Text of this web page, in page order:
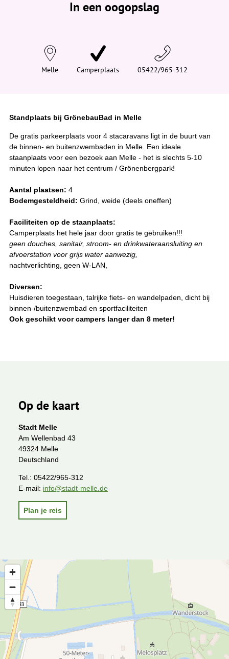
In een oogopslag
Melle Camperplaats 05422/965-312
Standplaats bij GrönebauBad in Melle
De gratis parkeerplaats voor 4 stacaravans ligt in de buurt van
de binnen- en buitenzwembaden in Melle. Een ideale
staanplaats voor een bezoek aan Melle - het is slechts 5-10
minuten lopen naar het centrum / Grönenbergpark!
Aantal plaatsen: 4
Bodemgesteldheid: Grind, weide (deels oneffen)
Faciliteiten op de staanplaats:
Camperplaats het hele jaar door gratis te gebruiken!!!
geen douches, sanitair, stroom- en drinkwateraansluiting en
afvoerstation voor grijs water aanwezig,
nachtverlichting, geen W-LAN,
Diversen:
Huisdieren toegestaan, talrijke fiets- en wandelpaden, dicht bij
binnen-/buitenzwembad en sportfaciliteiten
Ook geschikt voor campers langer dan 8 meter!
Op de kaart
Stadt Melle
Am Wellenbad 43
49324 Melle
Deutschland
Tel.: 05422/965-312
E-mail: info@stadt-melle.de
Plan je reis